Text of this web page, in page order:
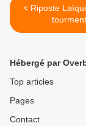
< Riposte Laïque dans la
Hébergé par
Top articles
Pages
Contact